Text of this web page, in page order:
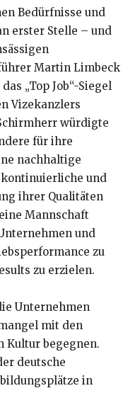
Bedürfnisse und
erster Stelle – und
Martin Limbeck
„Top Job“-Siegel
Vizekanzlers
würdigte
für ihre
nachhaltige
und
ihrer Qualitäten
Mannschaft
und
zu
zu erzielen.
Unternehmen
mit den
Kultur begegnen.
deutsche
in